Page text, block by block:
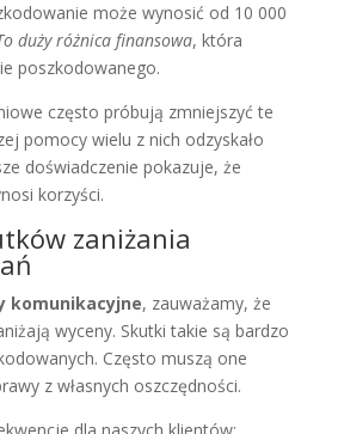
może wynosić od 10 000
duży różnica finansowa, która
poszkodowanego.
często próbują zmniejszyć te
pomocy wielu z nich odzyskało
doświadczenie pokazuje, że
korzyści.
zaniżania
komunikacyjne, zauważamy, że
wyceny. Skutki takie są bardzo
Często muszą one
z własnych oszczędności.